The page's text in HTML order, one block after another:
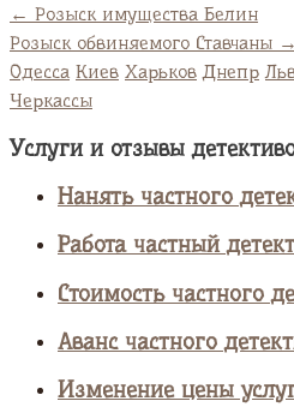
← Розыск имущества Белин
Розыск обвиняемого Ставчаны →
Одесса Киев Харьков Днепр
Черкассы
Услуги и отзывы
Нанять частного
Работа частный
Стоимость частного
Аванс частного
Изменение цены